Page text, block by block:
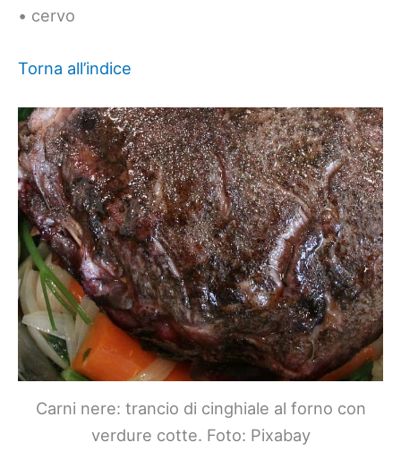
• cervo
Torna all’indice
Carni nere: trancio di cinghiale al forno con
verdure cotte. Foto: Pixabay